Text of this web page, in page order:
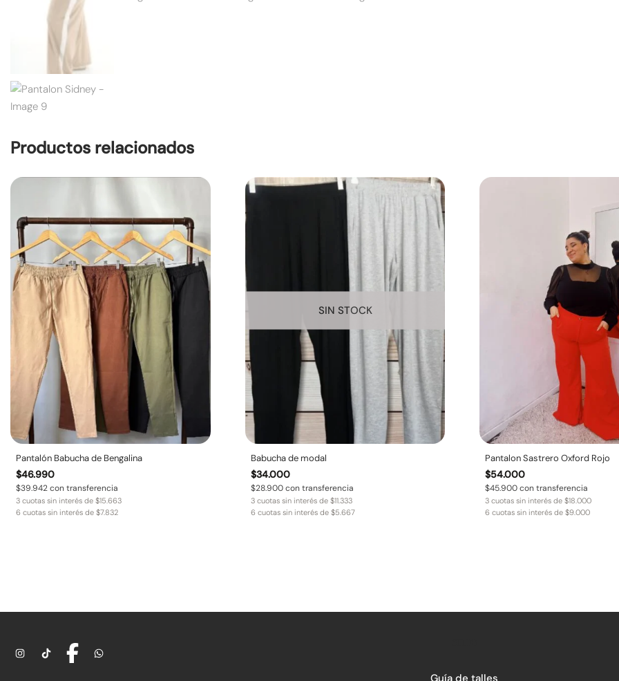
Productos relacionados
Pantalón Babucha de Bengalina
$46.990
$39.942con transferencia
3 cuotas sin interés de $15.663
6 cuotas sin interés de $7.832
SIN STOCK
Babucha de modal
$34.000
$28.900con transferencia
3 cuotas sin interés de $11.333
6 cuotas sin interés de $5.667
Pantalon Sastrero Oxford Rojo
$54.000
$45.900con transferencia
3 cuotas sin interés de$18.000
6 cuotas sin interés de$9.000